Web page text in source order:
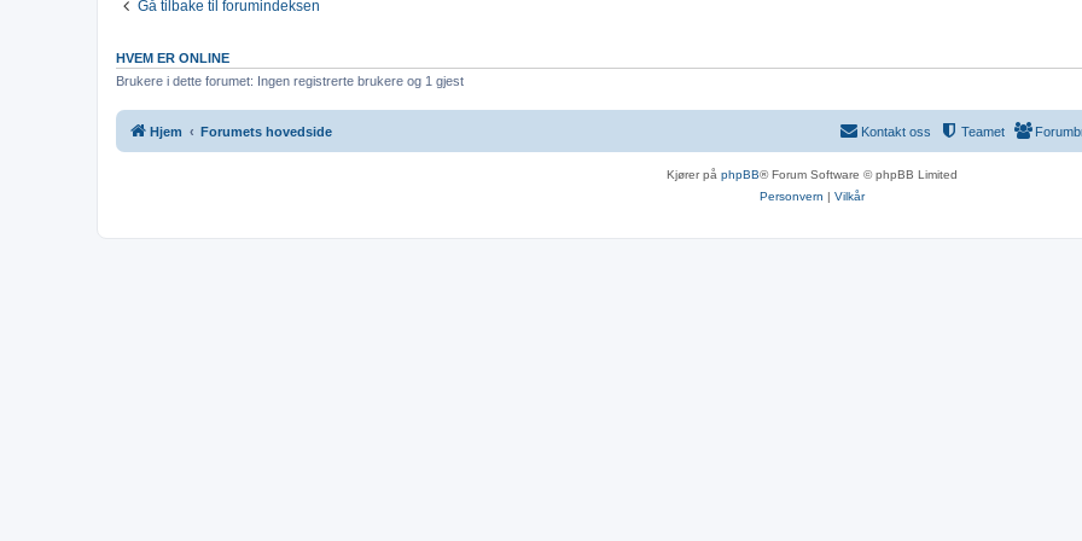
Gå tilbake til forumindeksen
HVEM ER ONLINE
Brukere i dette forumet: Ingen registrerte brukere og 1 gjest
Hjem Forumets hovedside Teamet
Kontakt oss
Kjører på phpBB® Forum Software © phpBB Limited
Personvern | Vilkår